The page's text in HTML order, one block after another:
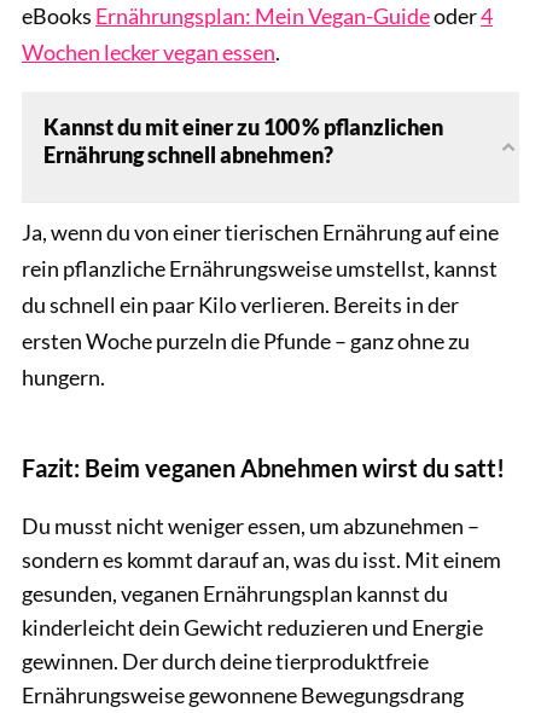
eBooks Ernährungsplan: Mein Vegan-Guideoder4
Wochen lecker vegan essen.
Kannst du mit einer zu 100 % pflanzlichen
Ernährung schnell abnehmen?
Ja, wenn du von einer tierischen Ernährung auf eine
rein pflanzliche Ernährungsweise umstellst, kannst
du schnell ein paar Kilo verlieren. Bereits in der
ersten Woche purzeln die Pfunde – ganz ohne zu
hungern.
Fazit: Beim veganen Abnehmen wirst du satt!
Du musst nicht weniger essen, um abzunehmen –
sondern es kommt darauf an, was du isst. Mit einem
gesunden, veganen Ernährungsplan kannst du
kinderleicht dein Gewicht reduzieren und Energie
gewinnen. Der durch deine tierproduktfreie
Ernährungsweise gewonnene Bewegungsdrang